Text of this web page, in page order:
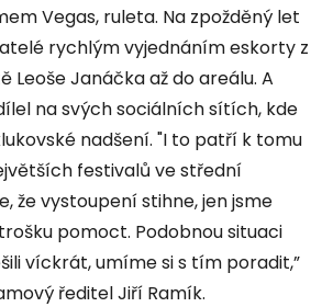
Vegas, ruleta. Na zpožděný let
rychlým vyjednáním eskorty z
Leoše Janáčka až do areálu. A
na svých sociálních sítích, kde
nadšení. "I to patří k tomu
festivalů ve střední
že vystoupení stihne, jen jsme
pomoct. Podobnou situaci
víckrát, umíme si s tím poradit,”
ředitel Jiří Ramík.